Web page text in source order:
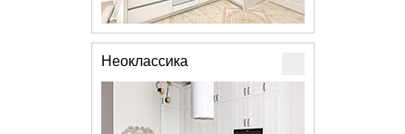
Неоклассика